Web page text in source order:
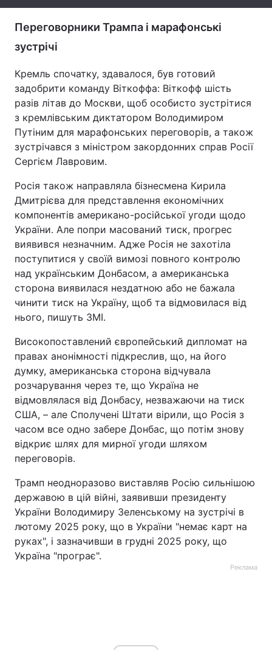
Тема оформлення
Переговорники Трампа і марафонські
зустрічі
Кремль спочатку, здавалося, був готовий
задобрити команду Віткоффа: Віткофф шість
разів літав до Москви, щоб особисто зустрітися
з кремлівським диктатором Володимиром
Путіним для марафонських переговорів, а також
зустрічався з міністром закордонних справ Росії
Сергієм Лавровим.
Росія також направляла бізнесмена Кирила
Дмитрієва для представлення економічних
компонентів американо-російської угоди щодо
України. Але попри масований тиск, прогрес
виявився незначним. Адже Росія не захотіла
поступитися у своїй вимозі повного контролю
над українським Донбасом, а американська
сторона виявилася нездатною або не бажала
чинити тиск на Україну, щоб та відмовилася від
нього, пишуть ЗМІ.
Високопоставлений європейський дипломат на
правах анонімності підкреслив, що, на його
думку, американська сторона відчувала
розчарування через те, що Україна не
відмовлялася від Донбасу, незважаючи на тиск
США, – але Сполучені Штати вірили, що Росія з
часом все одно забере Донбас, що потім знову
відкриє шлях для мирної угоди шляхом
переговорів.
Трамп неодноразово виставляв Росію сильнішою
державою в цій війні, заявивши президенту
України Володимиру Зеленському на зустрічі в
лютому 2025 року, що в України "немає карт на
руках", і зазначивши в грудні 2025 року, що
Україна "програє".
Реклама